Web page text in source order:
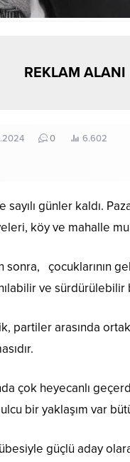
REKLAM ALANI
0 6.602
günler kaldı.
köy ve mahalle
sonra,
çocuklarının
ve sürdürülebilir
arasında
çok heyecanlı
bir yaklaşım var
güçlü aday